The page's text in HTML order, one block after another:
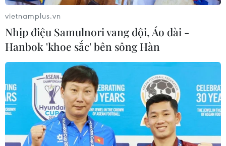
vietnamplus.vn
Nhịp điệu Samulnori vang dội, Áo dài -
Hanbok 'khoe sắc' bên sông Hàn